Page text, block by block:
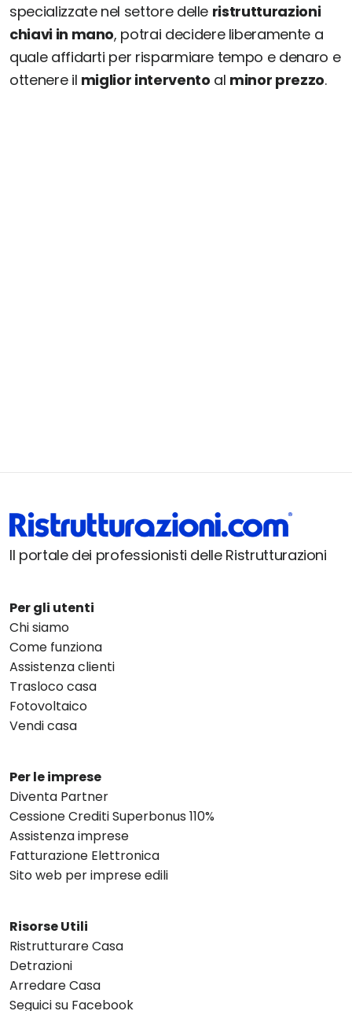
specializzate nel settore delle ristrutturazioni
chiavi in mano, potrai decidere liberamente a
quale affidarti per risparmiare tempo e denaro e
ottenere il miglior intervento al minor prezzo.
Il portale dei professionisti delle Ristrutturazioni
Per gli utenti
Chi siamo
Come funziona
Assistenza clienti
Trasloco casa
Fotovoltaico
Vendi casa
Per le imprese
Diventa Partner
Cessione Crediti Superbonus 110%
Assistenza imprese
Fatturazione Elettronica
Sito web per imprese edili
Risorse Utili
Ristrutturare Casa
Detrazioni
Arredare Casa
Seguici su Facebook